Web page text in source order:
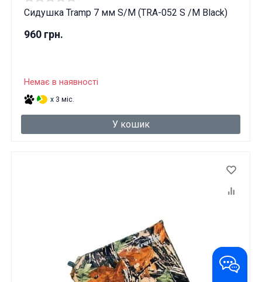
Сидушка Tramp 7 мм S/M (TRA-052 S /M Black)
960 грн.
Немає в наявності
x 3 міс.
У кошик